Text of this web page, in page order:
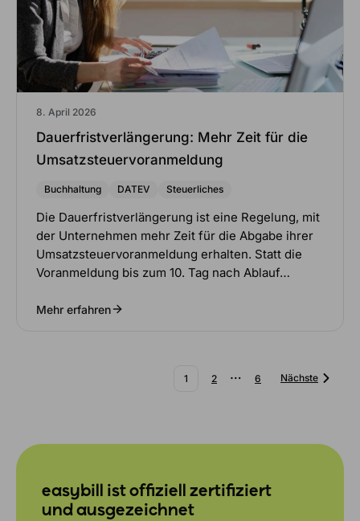
8. April 2026
Dauerfristverlängerung: Mehr Zeit für die
Umsatzsteuervoranmeldung
Buchhaltung DATEV Steuerliches
Die Dauerfristverlängerung ist eine Regelung, mit
der Unternehmen mehr Zeit für die Abgabe ihrer
Umsatzsteuervoranmeldung erhalten. Statt die
Voranmeldung bis zum 10. Tag nach Ablauf…
Mehr erfahren
1 2 … 6 Nächste
easybill ist offiziell zertifiziert
und ausgezeichnet